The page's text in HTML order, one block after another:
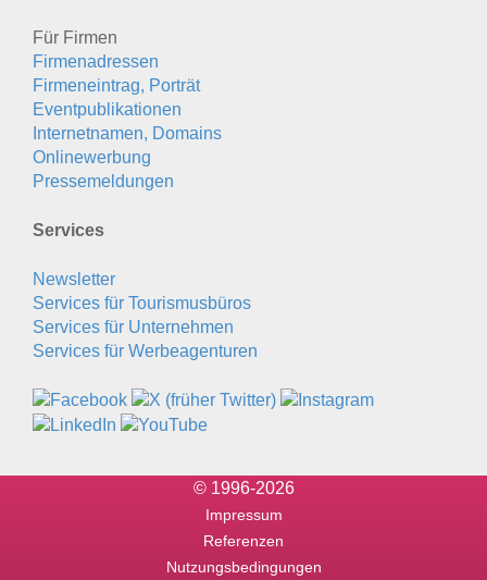
Für Firmen
Firmenadressen
Firmeneintrag, Porträt
Eventpublikationen
Internetnamen, Domains
Onlinewerbung
Pressemeldungen
Services
Newsletter
Services für Tourismusbüros
Services für Unternehmen
Services für Werbeagenturen
© 1996-2026
Impressum
Referenzen
Nutzungsbedingungen